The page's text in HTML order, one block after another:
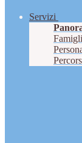
Servizi